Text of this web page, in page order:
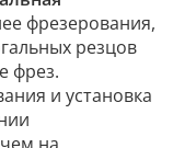
фрезерования,
резцов
фрез.
и установка
на